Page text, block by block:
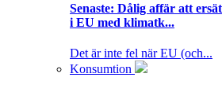
Senaste: Dålig affär att
i EU med klimatk...
Det är inte fel när EU (och...
Konsumtion